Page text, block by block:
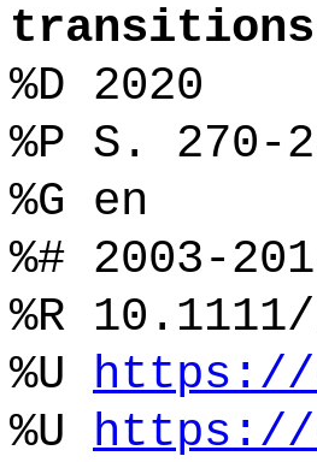
transitions
%D 2020
%P S. 270-
%G en
%# 2003-
%R
%U https://
%U https://